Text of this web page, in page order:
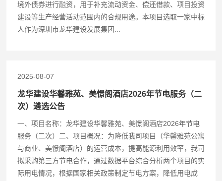
境外债券进行融资，用于补充流动资金、偿还借款、项目投资
建设等生产经营活动范围内的合规用途。本项目选取一家中标
人作为深圳市龙华建设发展集团...
2025-08-07
龙华建设华馨雅苑、美憬阁酒店2026年节电服务（二
次）遴选公告
一、项目名称：龙华建设华馨雅苑、美憬阁酒店2026年节电
服务（二次）二、项目概况：为降低我司项目（华馨雅苑公寓
与商业、美憬阁酒店）的运营成本，提高能源利用效率，我司
拟采购第三方节电合作，通过数据平台综合分析两个项目的实
际用电情况，根据国家相关政策制定节电方案，降低用电成